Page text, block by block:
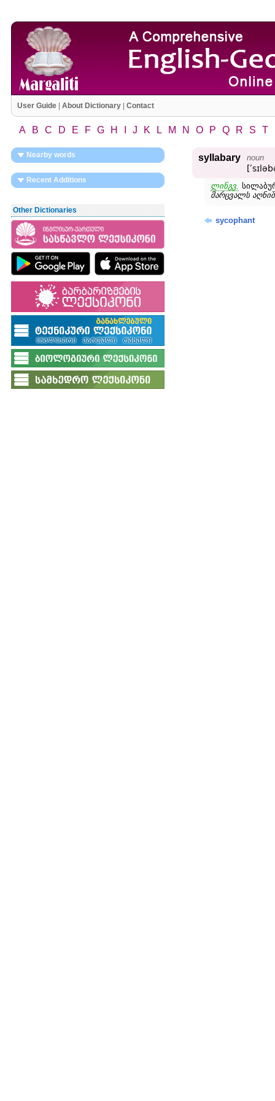
User Guide| About Dictionary| Contact
A B C D E F G H J K L M N O P Q R S T
Nearby words
Recent Additions
Other Dictionaries
syllabary noun
ლინგვ.
მარცვალს
sycophant